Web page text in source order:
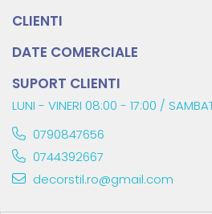
CLIENTI
DATE COMERCIALE
SUPORT CLIENTI
LUNI - VINERI 08:00 - 17:00 /
0790847656
0744392667
decorstil.ro@gmail.com